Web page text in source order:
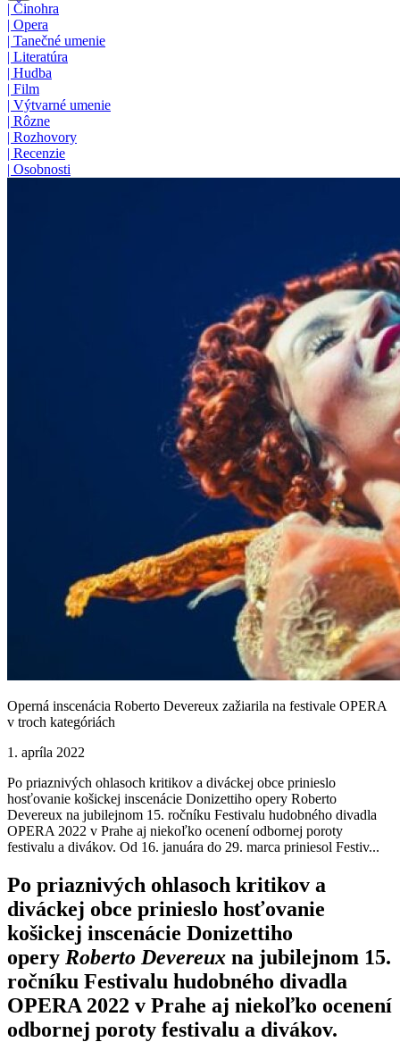
| Činohra
| Opera
| Tanečné umenie
| Literatúra
| Hudba
| Film
| Výtvarné umenie
| Rôzne
| Rozhovory
| Recenzie
| Osobnosti
Operná inscenácia Roberto Devereux zažiarila na festivale OPERA
v troch kategóriách
1. apríla 2022
Po priaznivých ohlasoch kritikov a diváckej obce prinieslo
hosťovanie košickej inscenácie Donizettiho opery Roberto
Devereux na jubilejnom 15. ročníku Festivalu hudobného divadla
OPERA 2022 v Prahe aj niekoľko ocenení odbornej poroty
festivalu a divákov. Od 16. januára do 29. marca priniesol Festiv...
Po priaznivých ohlasoch kritikov a
diváckej obce prinieslo hosťovanie
košickej inscenácie Donizettiho
opery Roberto Devereux na jubilejnom 15.
ročníku Festivalu hudobného divadla
OPERA 2022 v Prahe aj niekoľko ocenení
odbornej poroty festivalu a divákov.